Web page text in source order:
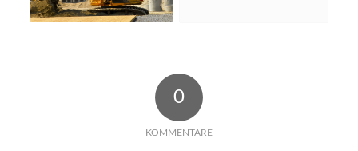
0
KOMMENTARE